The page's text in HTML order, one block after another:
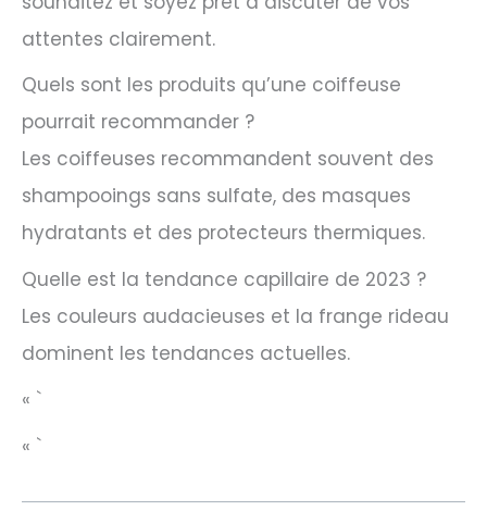
attentes clairement.
Quels sont les produits qu’une coiffeuse
pourrait recommander ?
Les coiffeuses recommandent souvent des
shampooings sans sulfate, des masques
hydratants et des protecteurs thermiques.
Quelle est la tendance capillaire de 2023 ?
Les couleurs audacieuses et la frange rideau
dominent les tendances actuelles.
« `
« `